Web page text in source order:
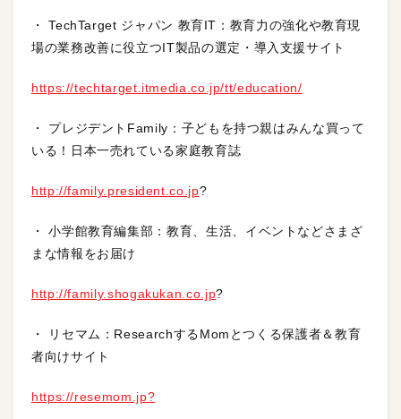
・ TechTarget ジャパン 教育IT：教育力の強化や教育現
場の業務改善に役立つIT製品の選定・導入支援サイト
https://techtarget.itmedia.co.jp/tt/education/
・ プレジデントFamily：子どもを持つ親はみんな買って
いる！日本一売れている家庭教育誌
http://family.president.co.jp?
・ 小学館教育編集部：教育、生活、イベントなどさまざ
まな情報をお届け
http://family.shogakukan.co.jp?
・ リセマム：ResearchするMomとつくる保護者＆教育
者向けサイト
https://resemom.jp?